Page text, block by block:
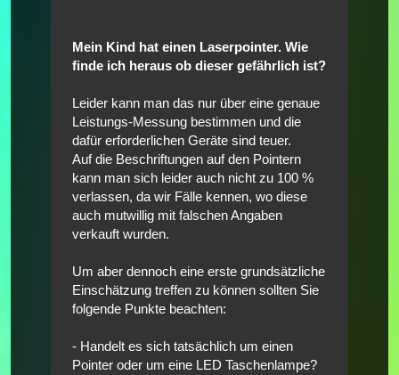
Mein Kind hat einen Laserpointer. Wie
finde ich heraus ob dieser gefährlich ist?
Leider kann man das nur über eine genaue
Leistungs-Messung bestimmen und die
dafür erforderlichen Geräte sind teuer.
Auf die Beschriftungen auf den Pointern
kann man sich leider auch nicht zu 100 %
verlassen, da wir Fälle kennen, wo diese
auch mutwillig mit falschen Angaben
verkauft wurden.
Um aber dennoch eine erste grundsätzliche
Einschätzung treffen zu können sollten Sie
folgende Punkte beachten:
- Handelt es sich tatsächlich um einen
Pointer oder um eine LED Taschenlampe?